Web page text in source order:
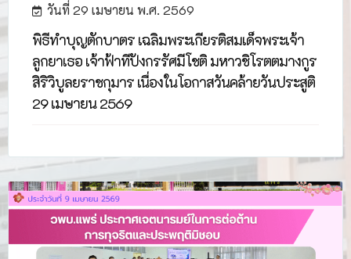
วันที่ 29 เมษายน พ.ศ. 2569
พิธีทำบุญตักบาตร เฉลิมพระเกียรติสมเด็จพระเจ้า
ลูกยาเธอ เจ้าฟ้าทีปังกรรัศมีโชติ มหาวชิโรตตมางกูร
สิริวิบูลยราชกุมาร เนื่องในโอกาสวันคล้ายวันประสูติ
29 เมษายน 2569